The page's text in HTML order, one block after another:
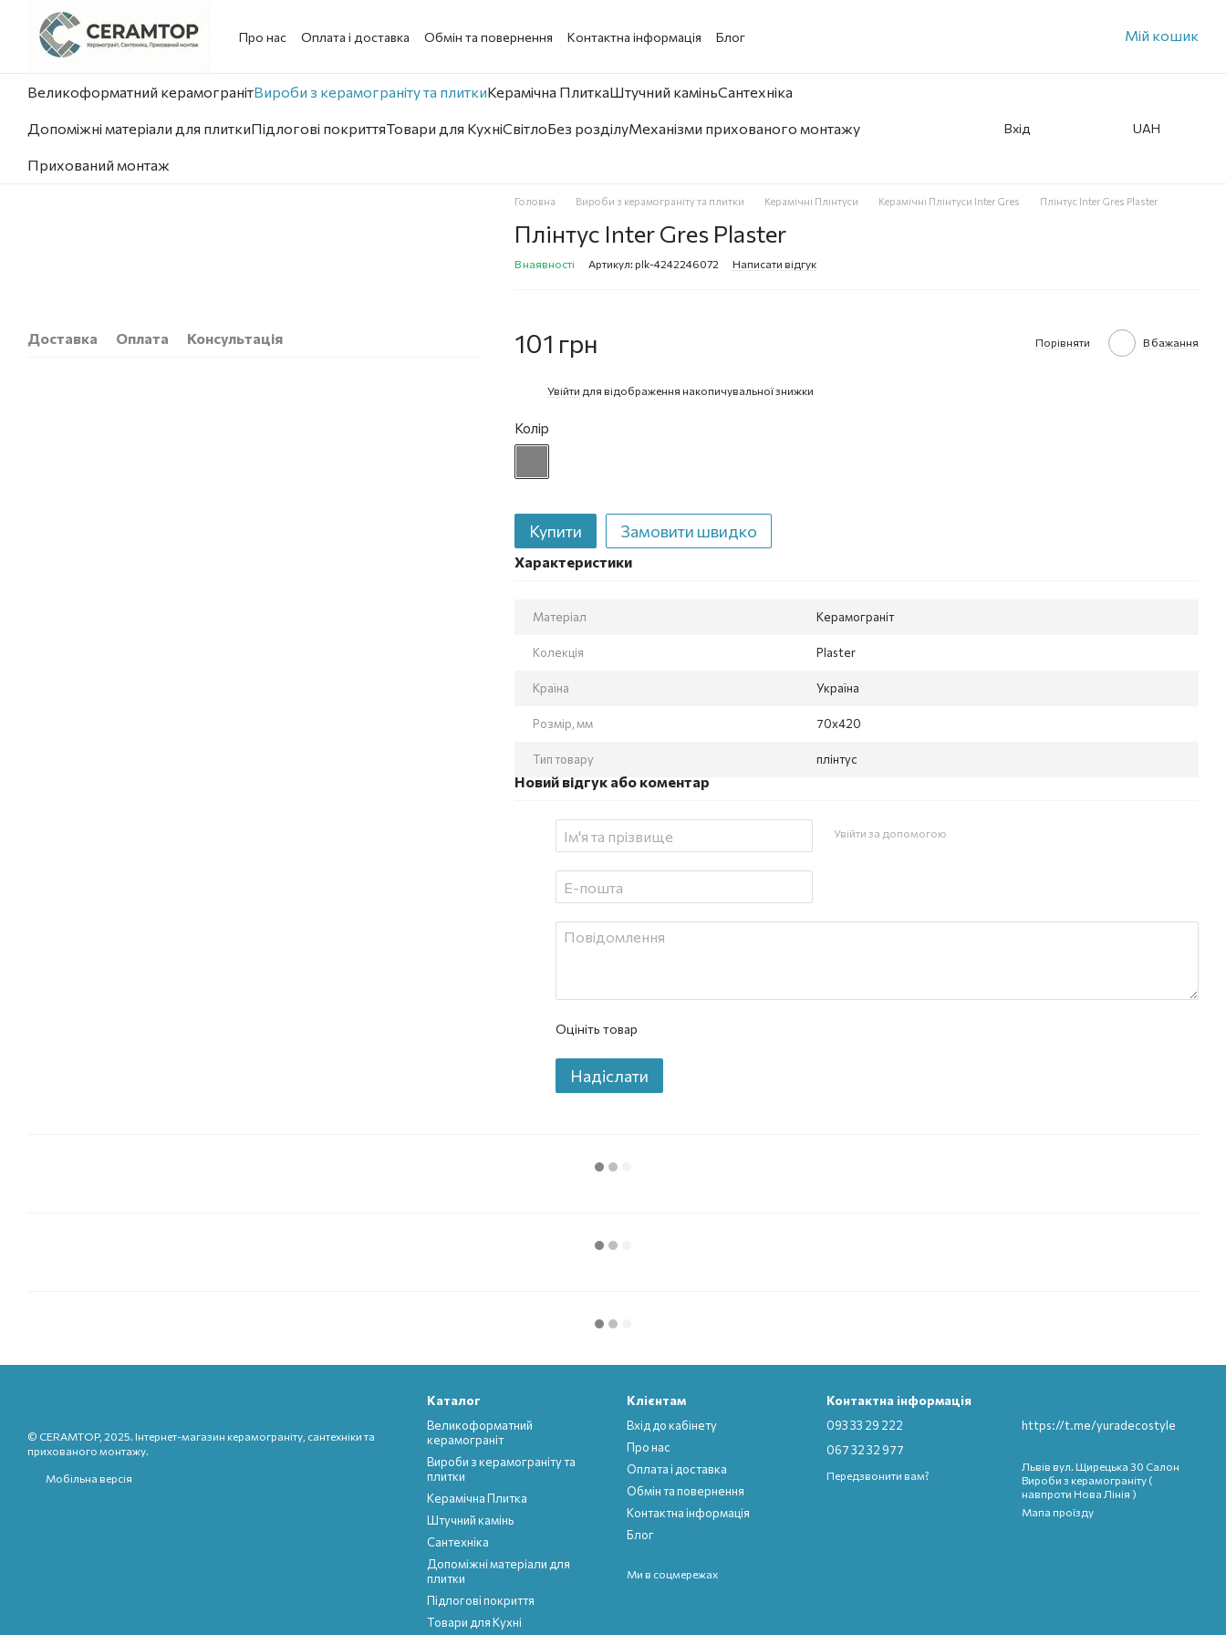
Перейти до основного контенту
Про нас
Оплата і доставка Обмін та повернення Контактна інформація Блог Мій кошик
Великоформатний керамогранітВироби з керамограніту та плиткиКерамічна ПлиткаШтучний каміньСантехніка
Допоміжні матеріали для плиткиПідлогові покриттяТовари для КухніСвітлоБез розділуМеханізми прихованого монтажу
Прихований монтаж
Вхід UAH
Доставка Оплата Консультація
Головна Вироби з керамограніту та плитки Керамічні Плінтуси Керамічні Плінтуси Inter Gres Плінтус Inter Gres Plaster
Плінтус Inter Gres Plaster
В наявності Артикул: plk-4242246072 Написати відгук
101 грн Порівняти В бажання
Увійти для відображення накопичувальної знижки
Колір
Купити Замовити швидко
Характеристики
Матеріал Керамограніт
Колекція Plaster
Країна Україна
Розмір, мм 70x420
Тип товару плінтус
Новий відгук або коментар
Увійти за допомогою
Оцініть товар
Надіслати
© CERAMTOP, 2025. Інтернет-магазин керамограніту, сантехніки та
прихованого монтажу.
Мобільна версія
Каталог
Великоформатний
керамограніт
Вироби з керамограніту та
плитки
Керамічна Плитка
Штучний камінь
Сантехніка
Допоміжні матеріали для
плитки
Підлогові покриття
Товари для Кухні
Клієнтам
Вхід до кабінету
Про нас
Оплата і доставка
Обмін та повернення
Контактна інформація
Блог
Ми в соцмережах
Контактна інформація
093 33 29 222
067 32 32 977
Передзвонити вам?
https://t.me/yuradecostyle
Львів вул. Щирецька 30 Салон
Вироби з керамограніту (
навпроти Нова Лінія )
Мапа проїзду